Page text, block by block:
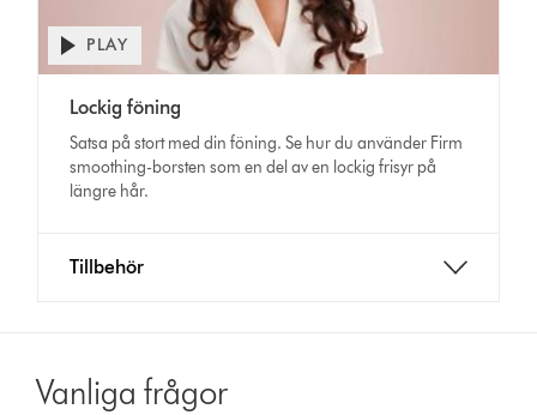
Transcript
Open
video
transcript
PLAY
Lockig föning
Satsa på stort med din föning. Se hur du använder Firm
smoothing-borsten som en del av en lockig frisyr på
längre hår.
Tillbehör
Vanliga frågor